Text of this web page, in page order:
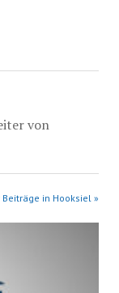
von
Beiträge in Hooksiel »